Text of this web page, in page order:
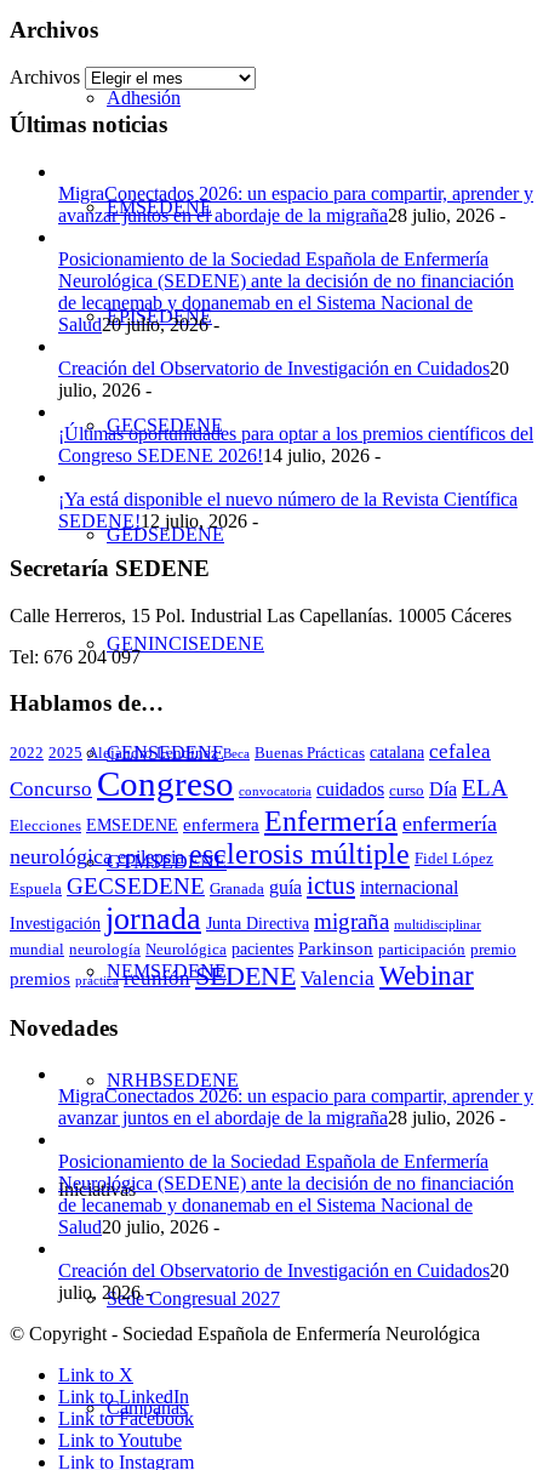
Adhesión
EMSEDENE
EPISEDENE
GECSEDENE
GEDSEDENE
GENINCISEDENE
GENSEDENE
GTMSEDENE
NEMSEDENE
NRHBSEDENE
Iniciativas
Sede Congresual 2027
Campañas
Archivos
Archivos
Últimas noticias
MigraConectados 2026: un espacio para compartir, aprender y
avanzar juntos en el abordaje de la migraña28 julio, 2026 -
Posicionamiento de la Sociedad Española de Enfermería
Neurológica (SEDENE) ante la decisión de no financiación
de lecanemab y donanemab en el Sistema Nacional de
Salud20 julio, 2026 -
Creación del Observatorio de Investigación en Cuidados20
julio, 2026 -
¡Últimas oportunidades para optar a los premios científicos del
Congreso SEDENE 2026!14 julio, 2026 -
¡Ya está disponible el nuevo número de la Revista Científica
SEDENE!12 julio, 2026 -
Secretaría SEDENE
Calle Herreros, 15 Pol. Industrial Las Capellanías. 10005 Cáceres
Tel: 676 204 097
Hablamos de…
2022 2025 Alejandro Lendinez Beca Buenas Prácticas catalana cefalea
Concurso Congreso convocatoria cuidados curso Día ELA
Elecciones EMSEDENE enfermera Enfermería enfermería
neurológica epilepsia esclerosis múltiple Fidel López
Espuela GECSEDENE Granada guía ictus internacional
Investigación jornada Junta Directiva migraña multidisciplinar
mundial neurología Neurológica pacientes Parkinson participación premio
premios práctica reunión SEDENE Valencia Webinar
Novedades
MigraConectados 2026: un espacio para compartir, aprender y
avanzar juntos en el abordaje de la migraña28 julio, 2026 -
Posicionamiento de la Sociedad Española de Enfermería
Neurológica (SEDENE) ante la decisión de no financiación
de lecanemab y donanemab en el Sistema Nacional de
Salud20 julio, 2026 -
Creación del Observatorio de Investigación en Cuidados20
julio, 2026 -
© Copyright - Sociedad Española de Enfermería Neurológica
Link to X
Link to LinkedIn
Link to Facebook
Link to Youtube
Link to Instagram